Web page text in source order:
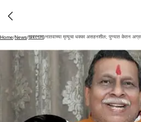
Home/News/खबरनामा/नातवाच्या मृत्यूचा धक्का असहनशील; पुण्यात केतन